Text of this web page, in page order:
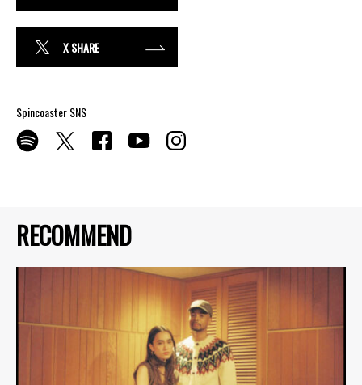
RECOMMEND
X SHARE
Spincoaster SNS